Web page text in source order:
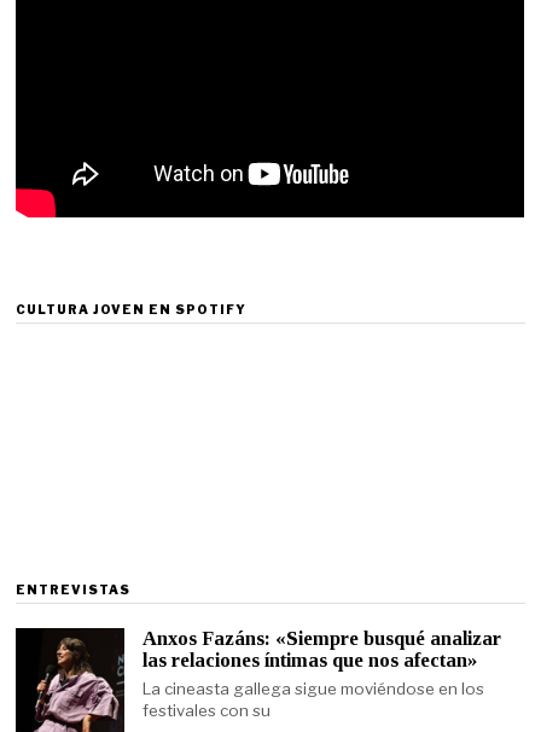
CULTURA JOVEN EN SPOTIFY
ENTREVISTAS
Anxos Fazáns: «Siempre busqué analizar
las relaciones íntimas que nos afectan»
La cineasta gallega sigue moviéndose en los
festivales con su